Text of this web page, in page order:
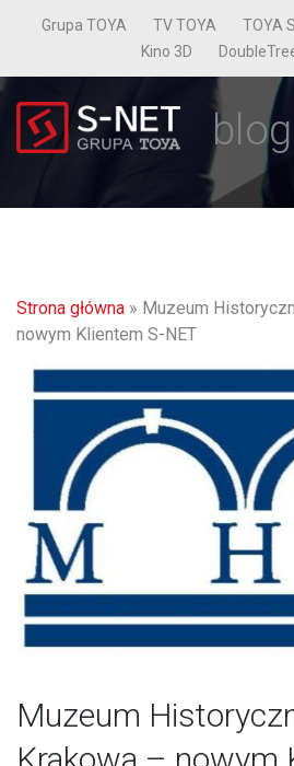
Grupa TOYA TV TOYA TOYA
Kino 3D
blog
Strona główna » Muzeum
nowym Klientem S-NET
Muzeum